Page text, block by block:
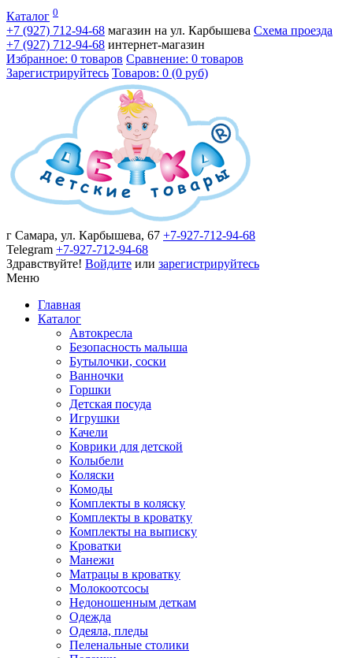
Каталог 0
+7 (927) 712-94-68 магазин на ул. Карбышева Схема проезда
+7 (927) 712-94-68 интернет-магазин
Избранное: 0 товаров Сравнение: 0 товаров
Зарегистрируйтесь Товаров: 0 (0 руб)
г Самара, ул. Карбышева, 67 +7-927-712-94-68
Telegram +7-927-712-94-68
Здравствуйте! Войдите или зарегистрируйтесь
Меню
Главная
Каталог
Автокресла
Безопасность малыша
Бутылочки, соски
Ванночки
Горшки
Детская посуда
Игрушки
Качели
Коврики для детской
Колыбели
Коляски
Комоды
Комплекты в коляску
Комплекты в кроватку
Комплекты на выписку
Кроватки
Манежи
Матрацы в кроватку
Молокоотсосы
Недоношенным деткам
Одежда
Одеяла, пледы
Пеленальные столики